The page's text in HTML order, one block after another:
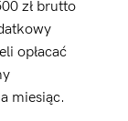
zł brutto
opłacać
miesiąc.